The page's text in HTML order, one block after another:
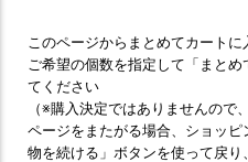
このページからまとめてカートに
ご希望の個数を指定して「まと
てください
（※購入決定ではありませんので
ページをまたがる場合、ショッ
物を続ける」ボタンを使って戻